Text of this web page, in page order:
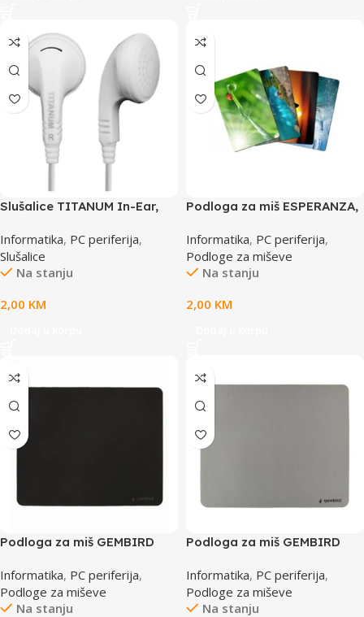
Slušalice TITANUM In-Ear,
Informatika, PC periferija,
Slušalice
Na stanju
2,00 KM
Podloga za miš ESPERANZA,
Informatika, PC periferija,
Podloge za miševe
Na stanju
2,00 KM
Podloga za miš GEMBIRD
Informatika, PC periferija,
Podloge za miševe
Na stanju
Podloga za miš GEMBIRD
Informatika, PC periferija,
Podloge za miševe
Na stanju